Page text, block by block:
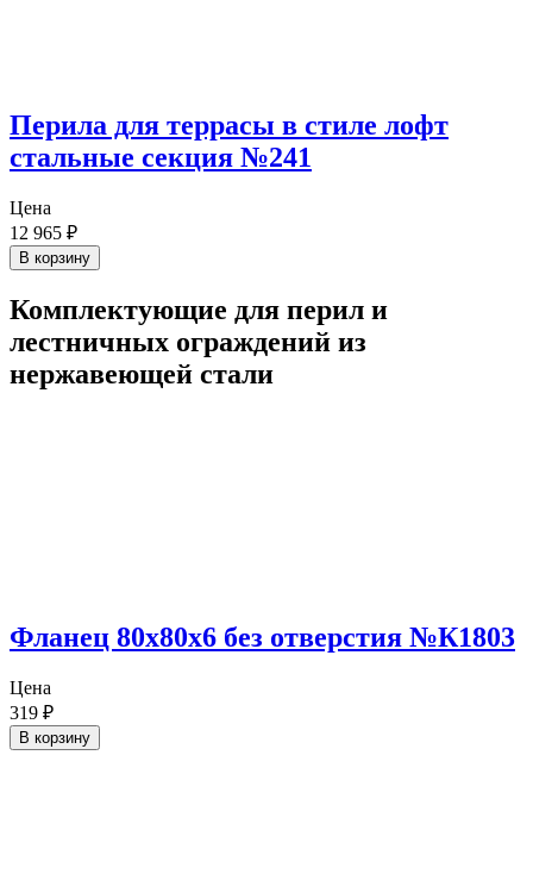
Перила для террасы в стиле лофт
стальные секция №241
Цена
12 965 ₽
В корзину
Комплектующие для перил и
лестничных ограждений из
нержавеющей стали
Фланец 80х80х6 без отверстия №К1803
Цена
319 ₽
В корзину